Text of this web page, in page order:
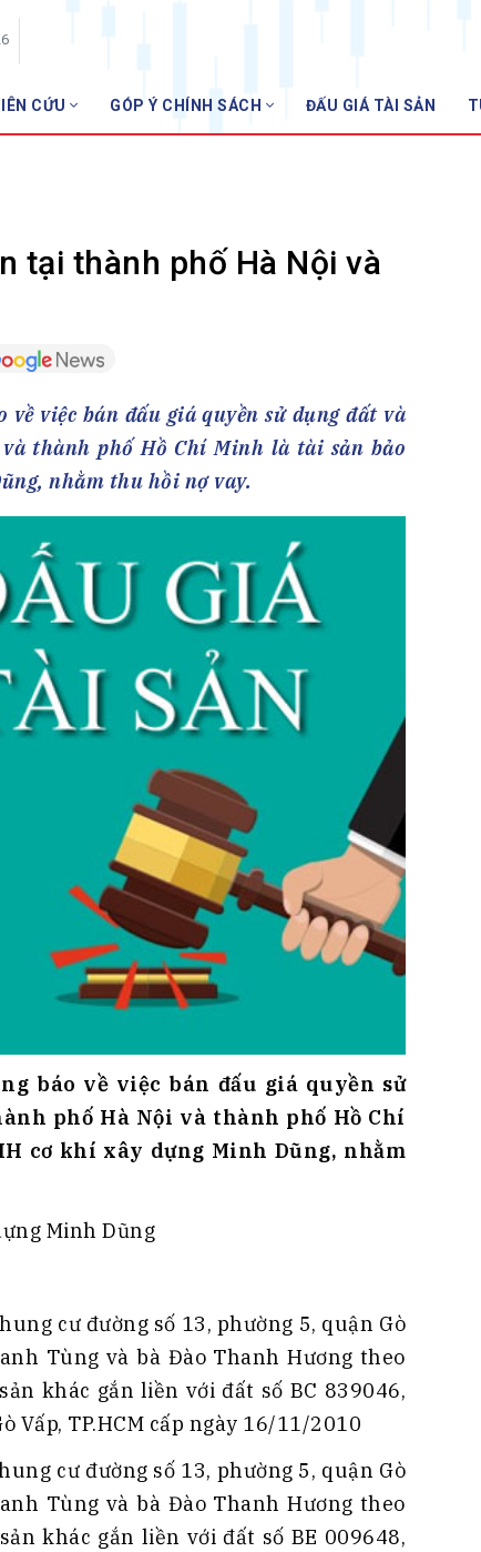
CỨU GÓP Ý CHÍNH SÁCH ĐẤU GIÁ TÀI SẢN
TUYỂN DỤNG
tại thành phố Hà Nội và
việc bán đấu giá quyền sử dụng đất và
thành phố Hồ Chí Minh là tài sản bảo
nhằm thu hồi nợ vay.
báo về việc bán đấu giá quyền sử
phố Hà Nội và thành phố Hồ Chí
cơ khí xây dựng Minh Dũng, nhằm
Minh Dũng
cư đường số 13, phường 5, quận Gò
Tùng và bà Đào Thanh Hương theo
khác gắn liền với đất số BC 839046,
Vấp, TP.HCM cấp ngày 16/11/2010
cư đường số 13, phường 5, quận Gò
Tùng và bà Đào Thanh Hương theo
khác gắn liền với đất số BE 009648,